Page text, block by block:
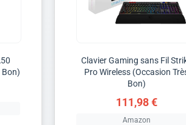
Bon)
Clavier Gaming sans Fil
Pro Wireless (Occasion
Bon)
111,98 €
Amazon